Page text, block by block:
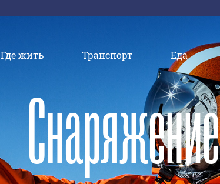
Где жить Транспорт Еда
Снаряжение